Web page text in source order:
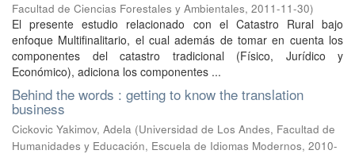
Facultad de Ciencias Forestales y Ambientales, 2011-11-30)
El presente estudio relacionado con el Catastro Rural bajo
enfoque Multifinalitario, el cual además de tomar en cuenta los
componentes del catastro tradicional (Físico, Jurídico y
Económico), adiciona los componentes ...
Behind the words : getting to know the translation
business
Cickovic Yakimov, Adela (Universidad de Los Andes, Facultad de
Humanidades y Educación, Escuela de Idiomas Modernos, 2010-